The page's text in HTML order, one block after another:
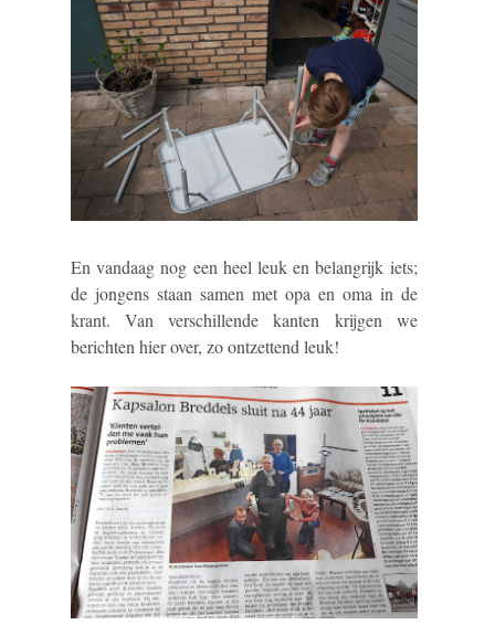
En vandaag nog een heel leuk en belangrijk iets;
de jongens staan samen met opa en oma in de
krant. Van verschillende kanten krijgen we
berichten hier over, zo ontzettend leuk!